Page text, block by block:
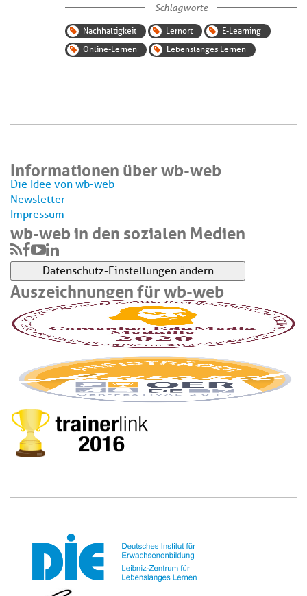
Schlagworte
Nachhaltigkeit Lernort
E-Learning
Online-Lernen
Lebenslanges Lernen
Informationen über wb-web
Die Idee von wb-web
Newsletter
Impressum
wb-web in den sozialen Medien
Datenschutz-Einstellungen ändern
Auszeichnungen für wb-web